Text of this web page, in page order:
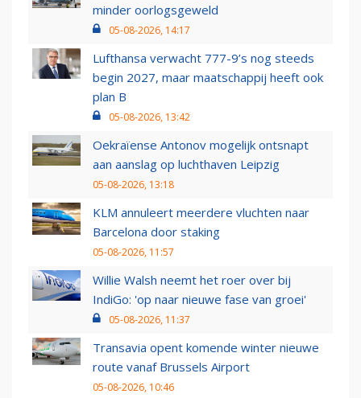
minder oorlogsgeweld
05-08-2026, 14:17
Lufthansa verwacht 777-9’s nog steeds
begin 2027, maar maatschappij heeft ook
plan B
05-08-2026, 13:42
Oekraïense Antonov mogelijk ontsnapt
aan aanslag op luchthaven Leipzig
05-08-2026, 13:18
KLM annuleert meerdere vluchten naar
Barcelona door staking
05-08-2026, 11:57
Willie Walsh neemt het roer over bij
IndiGo: 'op naar nieuwe fase van groei'
05-08-2026, 11:37
Transavia opent komende winter nieuwe
route vanaf Brussels Airport
05-08-2026, 10:46